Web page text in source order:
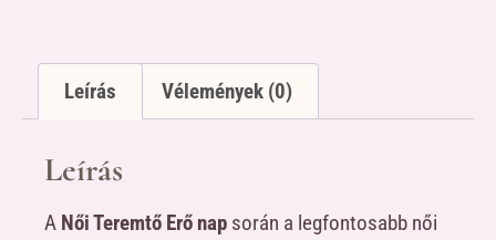
Leírás Vélemények (0)
Leírás
A Női Teremtő Erő nap során a legfontosabb női